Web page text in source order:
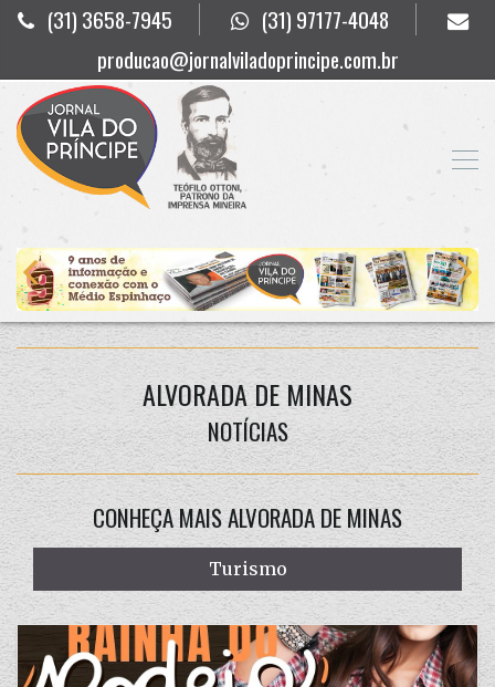
(31) 3658-7945
(31) 97177-4048
producao@jornalviladoprincipe.com.br
ALVORADA DE MINAS
NOTÍCIAS
CONHEÇA MAIS ALVORADA DE MINAS
Turismo